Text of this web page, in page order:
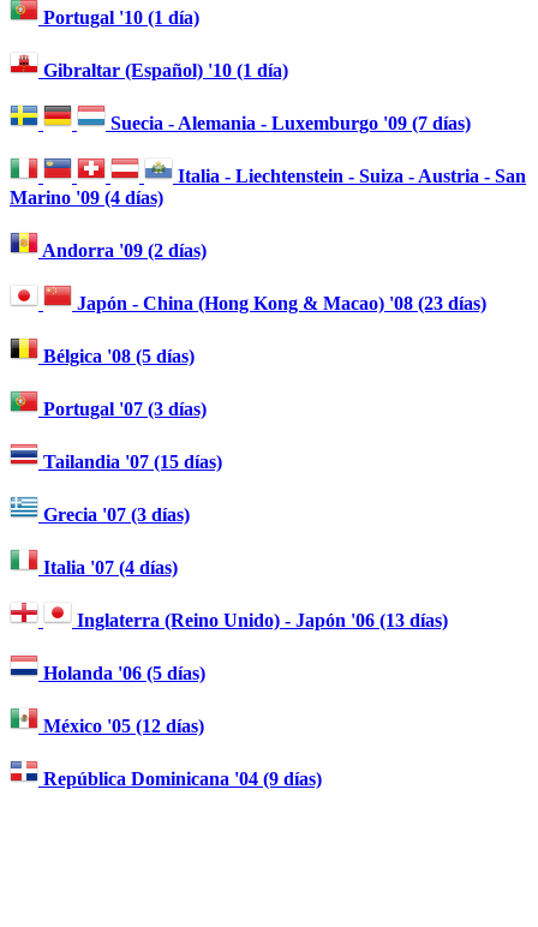
Portugal '10 (1 día)
Gibraltar (Español) '10 (1 día)
Suecia - Alemania - Luxemburgo '09 (7 días)
Italia - Liechtenstein - Suiza - Austria - San
Marino '09 (4 días)
Andorra '09 (2 días)
Japón - China (Hong Kong & Macao) '08 (23 días)
Bélgica '08 (5 días)
Portugal '07 (3 días)
Tailandia '07 (15 días)
Grecia '07 (3 días)
Italia '07 (4 días)
Inglaterra (Reino Unido) - Japón '06 (13 días)
Holanda '06 (5 días)
México '05 (12 días)
República Dominicana '04 (9 días)